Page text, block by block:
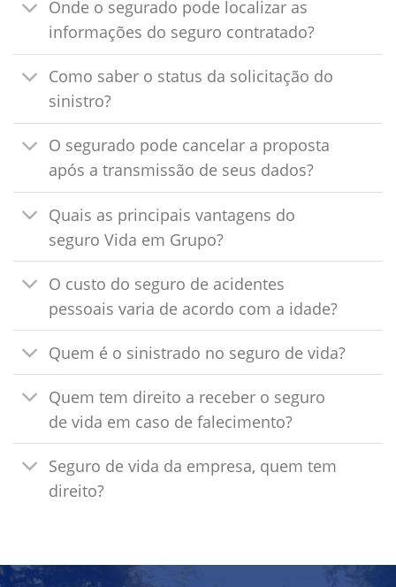
Onde o segurado pode localizar as
informações do seguro contratado?
Como saber o status da solicitação do
sinistro?
O segurado pode cancelar a proposta
após a transmissão de seus dados?
Quais as principais vantagens do
seguro Vida em Grupo?
O custo do seguro de acidentes
pessoais varia de acordo com a idade?
Quem é o sinistrado no seguro de vida?
Quem tem direito a receber o seguro
de vida em caso de falecimento?
Seguro de vida da empresa, quem tem
direito?